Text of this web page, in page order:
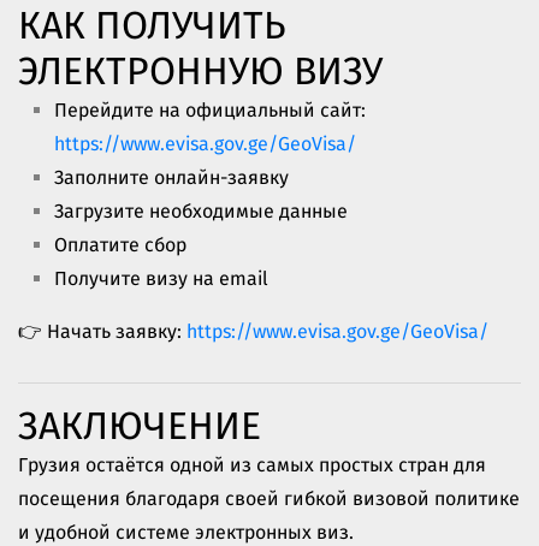
КАК ПОЛУЧИТЬ
ЭЛЕКТРОННУЮ ВИЗУ
Перейдите на официальный сайт:
https://www.evisa.gov.ge/GeoVisa/
Заполните онлайн-заявку
Загрузите необходимые данные
Оплатите сбор
Получите визу на email
👉 Начать заявку: https://www.evisa.gov.ge/GeoVisa/
ЗАКЛЮЧЕНИЕ
Грузия остаётся одной из самых простых стран для
посещения благодаря своей гибкой визовой политике
и удобной системе электронных виз.